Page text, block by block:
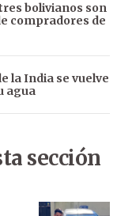
bolivianos son
compradores de
la India se vuelve
agua
sección